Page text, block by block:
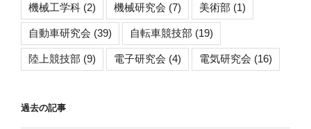
機械工学科 (2) 機械研究会 (7) 美術部 (1)
自動車研究会 (39) 自転車競技部 (19)
陸上競技部 (9) 電子研究会 (4) 電気研究会 (16)
過去の記事